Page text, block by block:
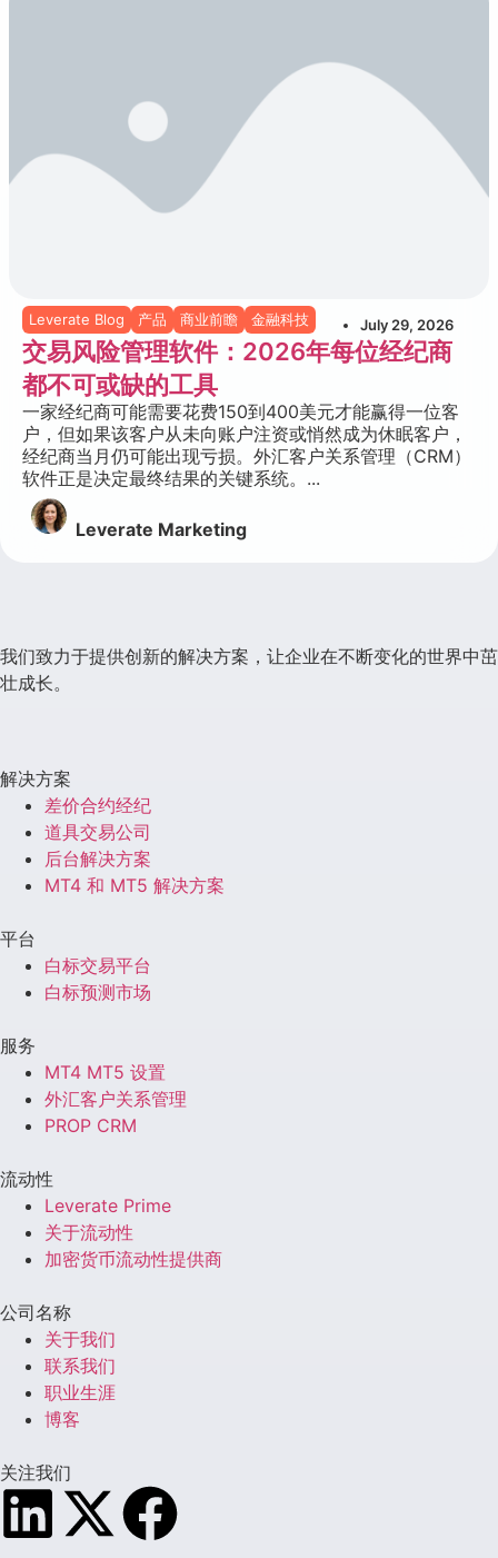
Leverate Blog 产品 商业前瞻 金融科技 July 29, 2026
交易风险管理软件：2026年每位经纪商
都不可或缺的工具
一家经纪商可能需要花费150到400美元才能赢得一位客
户，但如果该客户从未向账户注资或悄然成为休眠客户，
经纪商当月仍可能出现亏损。外汇客户关系管理（CRM）
软件正是决定最终结果的关键系统。...
Leverate Marketing
我们致力于提供创新的解决方案，让企业在不断变化的世界中茁
壮成长。
解决方案
差价合约经纪
道具交易公司
后台解决方案
MT4 和 MT5 解决方案
平台
白标交易平台
白标预测市场
服务
MT4 MT5 设置
外汇客户关系管理
PROP CRM
流动性
Leverate Prime
关于流动性
加密货币流动性提供商
公司名称
关于我们
联系我们
职业生涯
博客
关注我们